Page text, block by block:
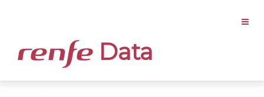
Data